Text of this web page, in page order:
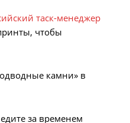
таск-менеджер
чтобы
камни» в
за временем